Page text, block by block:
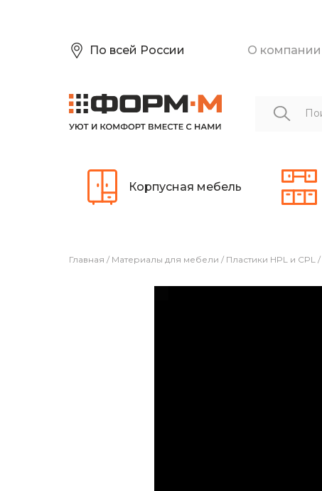
По всей России О компании
Корпусная мебель
Главная / Материалы для мебели / Пластики HPL и CPL /